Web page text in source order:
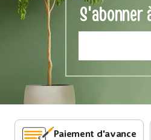
S'abonner
Paiement d'avance